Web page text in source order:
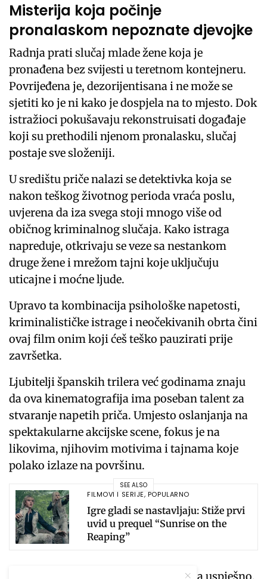
Misterija koja počinje
pronalaskom nepoznate djevojke
Radnja prati slučaj mlade žene koja je
pronađena bez svijesti u teretnom kontejneru.
Povrijeđena je, dezorijentisana i ne može se
sjetiti ko je ni kako je dospjela na to mjesto. Dok
istražioci pokušavaju rekonstruisati događaje
koji su prethodili njenom pronalasku, slučaj
postaje sve složeniji.
U središtu priče nalazi se detektivka koja se
nakon teškog životnog perioda vraća poslu,
uvjerena da iza svega stoji mnogo više od
običnog kriminalnog slučaja. Kako istraga
napreduje, otkrivaju se veze sa nestankom
druge žene i mrežom tajni koje uključuju
uticajne i moćne ljude.
Upravo ta kombinacija psihološke napetosti,
kriminalističke istrage i neočekivanih obrta čini
ovaj film onim koji ćeš teško pauzirati prije
završetka.
Ljubitelji španskih trilera već godinama znaju
da ova kinematografija ima poseban talent za
stvaranje napetih priča. Umjesto oslanjanja na
spektakularne akcijske scene, fokus je na
likovima, njihovim motivima i tajnama koje
polako izlaze na površinu.
SEE ALSO
FILMOVI I SERIJE, POPULARNO
Igre gladi se nastavljaju: Stiže prvi
uvid u prequel “Sunrise on the
Reaping”